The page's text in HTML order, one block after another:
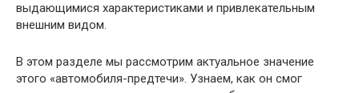
выдающимися характеристиками и привлекательным
внешним видом.
В этом разделе мы рассмотрим актуальное значение
этого «автомобиля-предтечи». Узнаем, как он смог